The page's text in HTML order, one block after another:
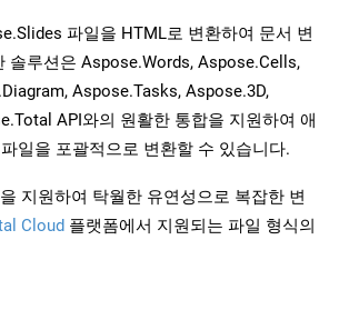
파일을 HTML로 변환하여 문서 변
솔루션은 Aspose.Words, Aspose.Cells,
Aspose.Tasks, Aspose.3D,
API와의 원활한 통합을 지원하여 애
일을 포괄적으로 변환할 수 있습니다.
지원하여 탁월한 유연성으로 복잡한 변
Cloud 플랫폼에서 지원되는 파일 형식의